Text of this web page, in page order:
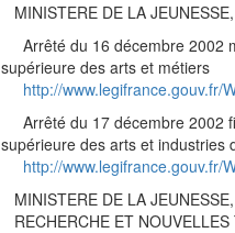
MINISTERE DE LA
Arrêté du 16 décembre 2002
supérieure des arts et métiers
http://www.legifrance.gouv.fr/
Arrêté du 17 décembre 2002
supérieure des arts et industries
http://www.legifrance.gouv.fr/
MINISTERE DE LA
RECHERCHE ET